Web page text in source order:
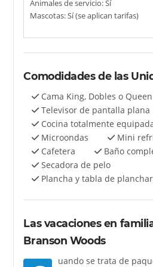
Animales de servicio: Sí
Mascotas: Sí (se aplican tarifas)
Comodidades de las
Cama King, Dobles o Queen
Televisor de pantalla plana
Cocina totalmente
Microondas
Mini
Cafetera
Baño
Secadora de pelo
Plancha y tabla de planchar
Las vacaciones en
Branson Woods
uando se trata de